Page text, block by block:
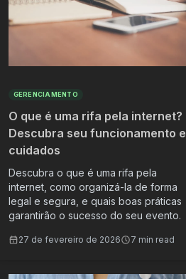
GERENCIAMENTO
O que é uma rifa pela internet?
Descubra seu funcionamento e
cuidados
Descubra o que é uma rifa pela
internet, como organizá-la de forma
legal e segura, e quais boas práticas
garantirão o sucesso do seu evento.
27 de fevereiro de 2026 7 min read